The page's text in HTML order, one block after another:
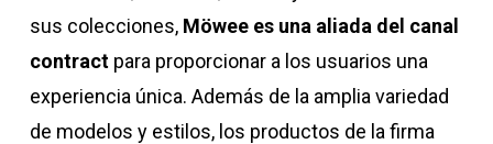
sus colecciones, Möwee es una aliada del canal
contractpara proporcionar a los usuarios una
experiencia única. Además de la amplia variedad
de modelos y estilos, los productos de la firma